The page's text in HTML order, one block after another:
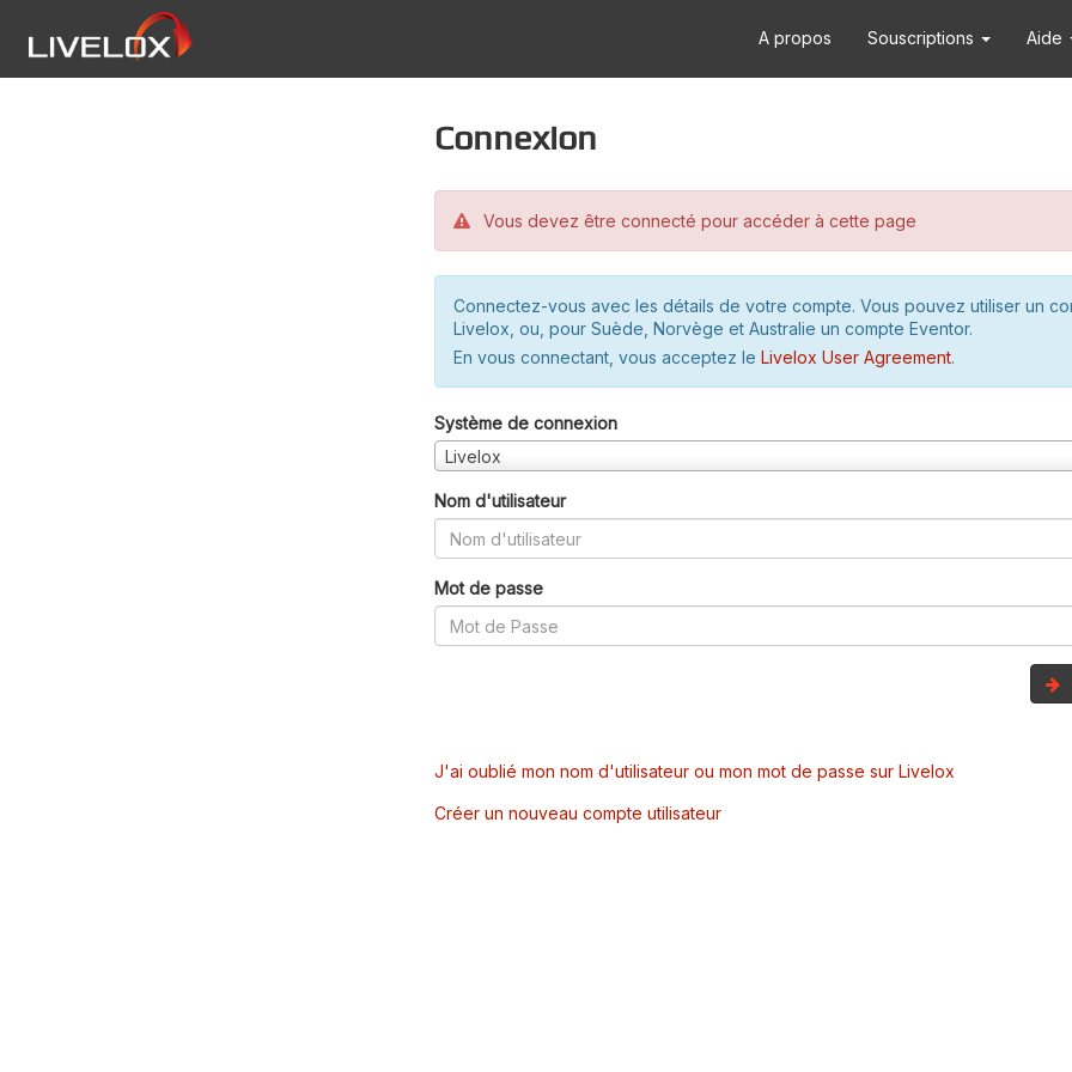
A propos Souscriptions Aide
Connexion
Vous devez être connecté pour accéder à cette page
Connectez-vous avec les détails de votre compte. Vous pouvez utiliser un
Livelox, ou, pour Suède, Norvège et Australie un compte Eventor.
En vous connectant, vous acceptez le Livelox User Agreement.
Système de connexion
Livelox
Nom d'utilisateur
Mot de passe
J'ai oublié mon nom d'utilisateur ou mon mot de passe sur Livelox
Créer un nouveau compte utilisateur